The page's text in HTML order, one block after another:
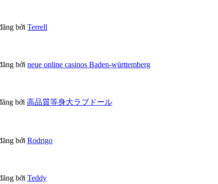
bởi Terrell
bởi neue online casinos Baden-württemberg
bởi 高品質等身大ラブドール
bởi Rodrigo
bởi Teddy